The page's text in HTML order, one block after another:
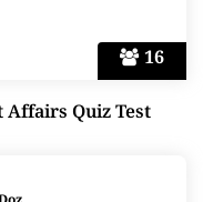
16
Affairs Quiz Test